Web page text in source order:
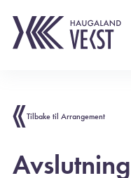
Tilbake til Arrangement